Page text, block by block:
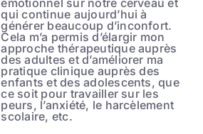
émotionnel sur notre cerveau et
qui continue aujourd’hui à
générer beaucoup d’inconfort.
Cela m’a permis d’élargir mon
approche thérapeutique auprès
des adultes et d’améliorer ma
pratique clinique auprès des
enfants et des adolescents, que
ce soit pour travailler sur les
peurs, l’anxiété, le harcèlement
scolaire, etc.